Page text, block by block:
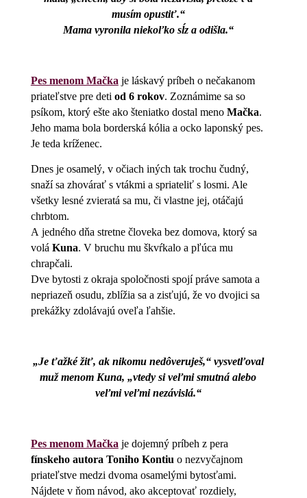
musím opustiť.“
Mama vyronila niekoľko sĺz a odišla.“
Pes menom Mačka je láskavý príbeh o nečakanom
priateľstve pre deti od 6 rokov. Zoznámime sa so
psíkom, ktorý ešte ako šteniatko dostal meno Mačka.
Jeho mama bola borderská kólia a ocko laponský pes.
Je teda kríženec.
Dnes je osamelý, v očiach iných tak trochu čudný,
snaží sa zhovárať s vtákmi a spriateliť s losmi. Ale
všetky lesné zvieratá sa mu, či vlastne jej, otáčajú
chrbtom.
A jedného dňa stretne človeka bez domova, ktorý sa
volá Kuna. V bruchu mu škvŕkalo a pľúca mu
chrapčali.
Dve bytosti z okraja spoločnosti spojí práve samota a
nepriazeň osudu, zblížia sa a zisťujú, že vo dvojici sa
prekážky zdolávajú oveľa ľahšie.
„Je ťažké žiť, ak nikomu nedôveruješ,“ vysvetľoval
muž menom Kuna, „vtedy si veľmi smutná alebo
veľmi veľmi nezávislá.“
Pes menom Mačka je dojemný príbeh z pera
fínskeho autora Toniho Kontiu o nezvyčajnom
priateľstve medzi dvoma osamelými bytosťami.
Nájdete v ňom návod, ako akceptovať rozdiely,